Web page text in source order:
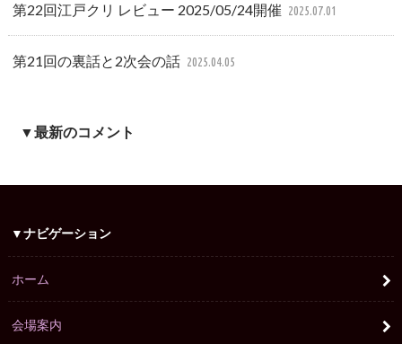
第22回江戸クリ レビュー 2025/05/24開催 2025.07.01
第21回の裏話と2次会の話 2025.04.05
▼最新のコメント
▼ナビゲーション
ホーム
会場案内